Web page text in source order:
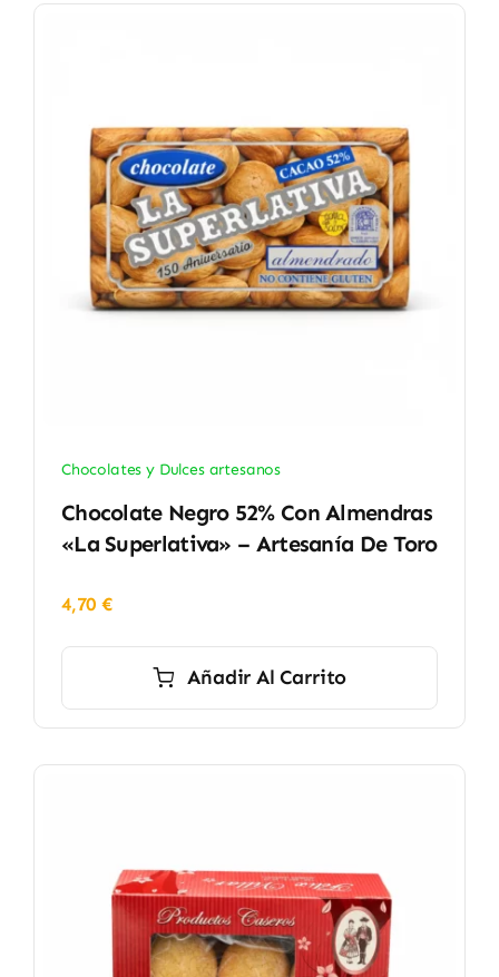
Chocolates y Dulces artesanos
Chocolate Negro 52% Con Almendras
«La Superlativa» – Artesanía De Toro
4,70€
Añadir Al Carrito